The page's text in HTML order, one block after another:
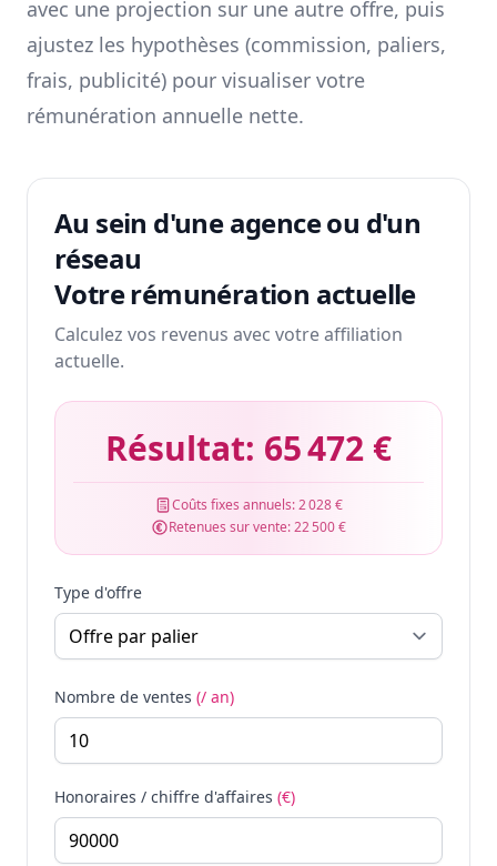
avec une projection sur une autre offre, puis
ajustez les hypothèses (commission, paliers,
frais, publicité) pour visualiser votre
rémunération annuelle nette.
Au sein d'une agence ou d'un
réseau
Votre rémunération actuelle
Calculez vos revenus avec votre affiliation
actuelle.
Résultat: 65 472 €
Coûts fixes annuels:2 028 €
Retenues sur vente:22 500 €
Type d'offre
Nombre de ventes (/ an)
Honoraires / chiffre d'affaires (€)